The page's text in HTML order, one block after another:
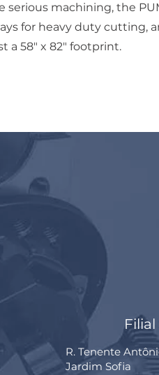
serious machining, the
for heavy duty cutting,
a 58" x 82" footprint.
Filial
R. Tenente
Jardim Sofia